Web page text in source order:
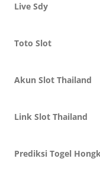
Live Sdy
Toto Slot
Akun Slot Thailand
Link Slot Thailand
Prediksi Togel